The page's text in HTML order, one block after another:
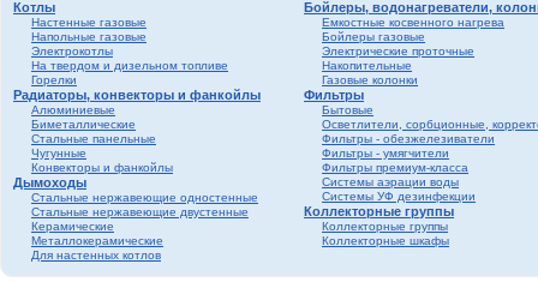
Котлы
Настенные газовые
Напольные газовые
Электрокотлы
На твердом и дизельном топливе
Горелки
Радиаторы, конвекторы и фанкойлы
Алюминиевые
Биметаллические
Стальные панельные
Чугунные
Конвекторы и фанкойлы
Дымоходы
Стальные нержавеющие одностенные
Стальные нержавеющие двустенные
Керамические
Металлокерамические
Для настенных котлов
Бойлеры, водонагреватели,
Емкостные косвенного нагрева
Бойлеры газовые
Электрические проточные
Накопительные
Газовые колонки
Фильтры
Бытовые
Осветлители, сорбционные,
Фильтры - обезжелезиватели
Фильтры - умягчители
Фильтры премиум-класса
Системы аэрации воды
Системы УФ дезинфекции
Коллекторные группы
Коллекторные группы
Коллекторные шкафы